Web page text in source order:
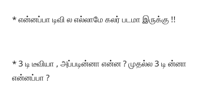
* என்னப்பா டிவி ல எல்லாமே கலர் படமா இருக்கு !!
* 3 டி டீவியா , அப்படின்னா என்ன ? முதல்ல 3 டி ன்னா
என்னப்பா ?